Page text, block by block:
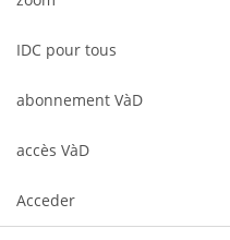
IDC pour tous
abonnement VàD
accès VàD
Acceder